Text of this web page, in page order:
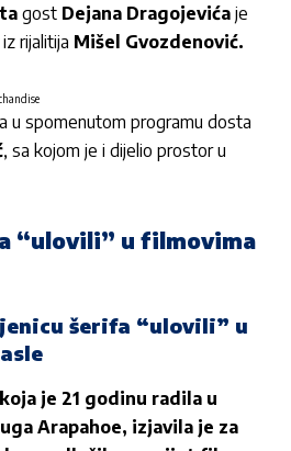
gost Dejana Dragojevića je
rijalitija Mišel Gvozdenović.
u spomenutom programu dosta
, sa kojom je i dijelio prostor u
“ulovili” u filmovima
šerifa “ulovili” u
je 21 godinu radila u
Arapahoe, izjavila je za